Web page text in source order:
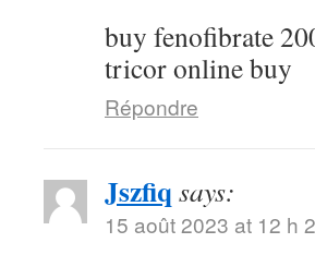
buy fenofibrate
tricor online buy
Répondre
Jszfiq says:
15 août 2023 at 12 h